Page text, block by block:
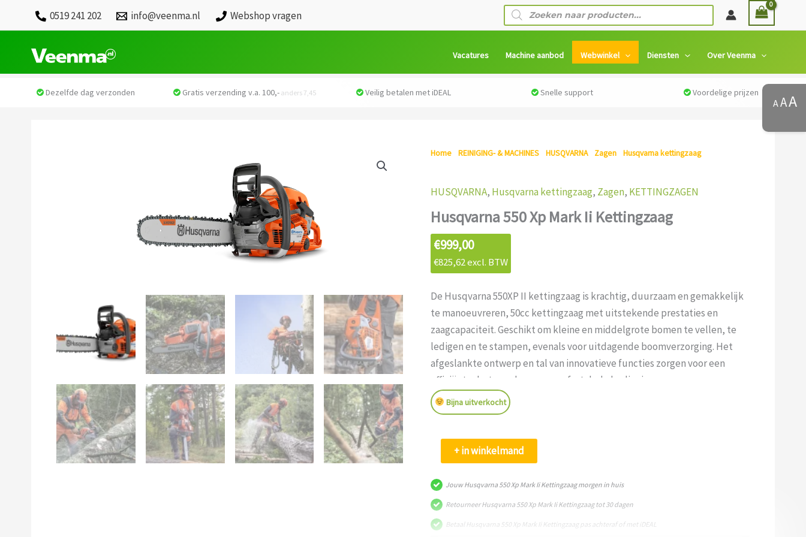
0519 241 202 info@veenma.nl Webshop vragen
Producten
zoeken
Vacatures Machine aanbod Webwinkel Diensten Over Veenma
Home /REINIGING- & MACHINES /HUSQVARNA/ Zagen /Husqvarna kettingzaag/ Husqvarna
HUSQVARNA, Husqvarna kettingzaag, Zagen, KETTINGZAGEN
Husqvarna 550 Xp Mark Ii Kettingzaag
€999,00
€825,62excl. BTW
De Husqvarna 550XP II kettingzaag is krachtig, duurzaam en gemakkelijk
te manoeuvreren, 50cc kettingzaag met uitstekende prestaties en
zaagcapaciteit. Geschikt om kleine en middelgrote bomen te vellen, te
ledigen en te stampen, evenals voor uitdagende boomverzorging. Het
afgeslankte ontwerp en tal van innovatieve functies zorgen voor een
efficiënte, betrouwbare en comfortabele bediening
Bijna uitverkocht
Husqvarna
550
Xp
Mark
Ii
Kettingzaag
+ in winkelmand
Jouw Husqvarna 550 Xp Mark Ii Kettingzaag morgen in huis
Retourneer Husqvarna 550 Xp Mark Ii Kettingzaag tot 30 dagen
Betaal Husqvarna 550 Xp Mark Ii Kettingzaag pas achteraf of met iDEAL
AAA
Dezelfde dag verzonden Gratis verzending v.a. 100,-anders 7,45 Veilig betalen met iDEAL Snelle support Voordelige prijzen